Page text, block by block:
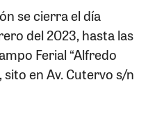
se cierra el día
del 2023, hasta las
Ferial “Alfredo
sito en Av. Cutervo s/n